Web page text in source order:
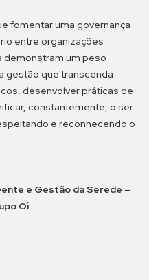
fomentar uma governança
entre organizações
demonstram um peso
gestão que transcenda
desenvolver práticas de
constantemente, o ser
e reconhecendo o
e Gestão da Serede –
Oi